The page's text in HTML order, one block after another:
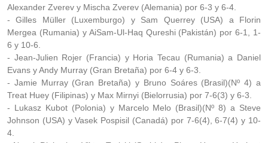
Alexander Zverev y Mischa Zverev (Alemania) por 6-3 y 6-4.
- Gilles Müller (Luxemburgo) y Sam Querrey (USA) a Florin
Mergea (Rumania) y AiSam-Ul-Haq Qureshi (Pakistán) por 6-1, 1-
6 y 10-6.
- Jean-Julien Rojer (Francia) y Horia Tecau (Rumania) a Daniel
Evans y Andy Murray (Gran Bretaña) por 6-4 y 6-3.
- Jamie Murray (Gran Bretaña) y Bruno Soáres (Brasil)(Nº 4) a
Treat Huey (Filipinas) y Max Mirnyi (Bielorrusia) por 7-6(3) y 6-3.
- Lukasz Kubot (Polonia) y Marcelo Melo (Brasil)(Nº 8) a Steve
Johnson (USA) y Vasek Pospisil (Canadá) por 7-6(4), 6-7(4) y 10-
4.